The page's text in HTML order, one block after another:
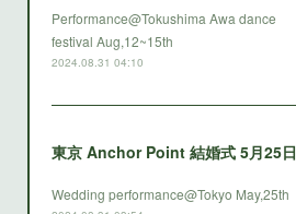
Performance@Tokushima Awa dance
festival Aug,12~15th
2024.08.31 04:10
東京 Anchor Point 結婚式 5月25日
Wedding performance@Tokyo May,25th